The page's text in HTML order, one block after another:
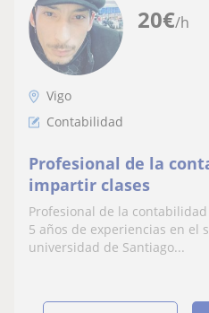
20€/h
Vigo
Contabilidad
Profesional de la
impartir clases
Profesional de la
5 años de experiencias en el
universidad de Santiago...